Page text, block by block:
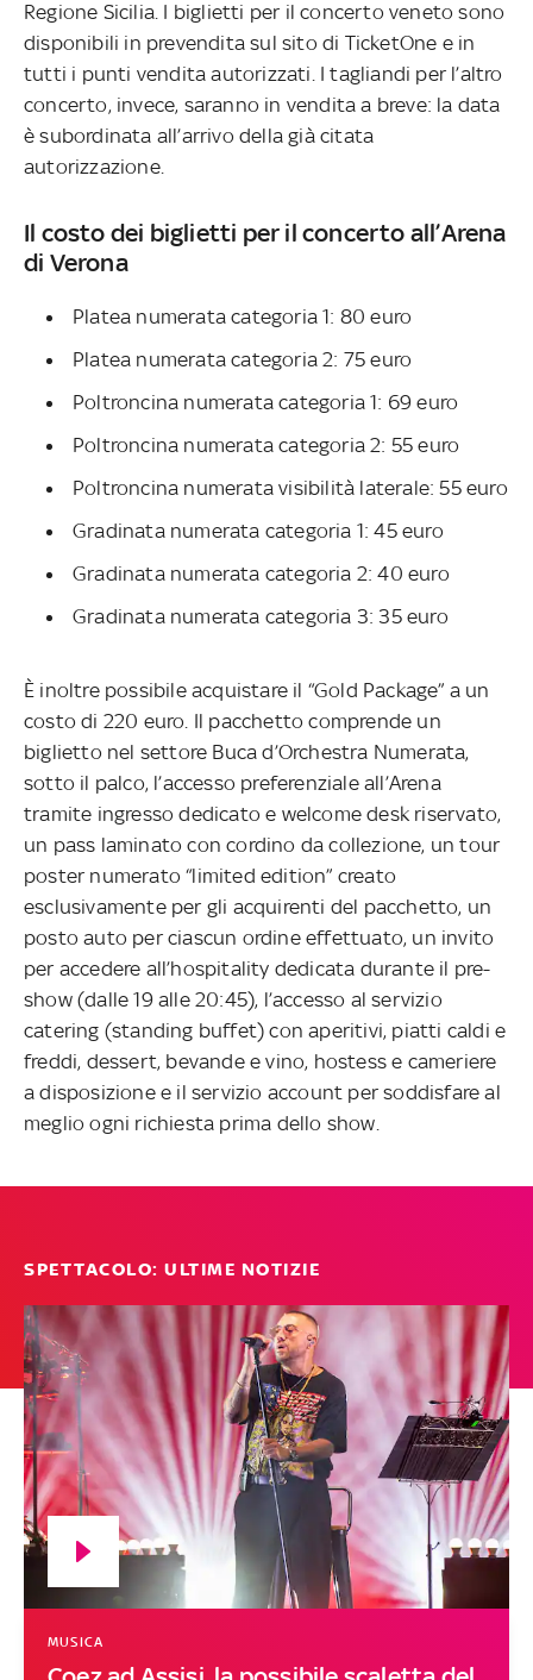
Regione Sicilia. I biglietti per il concerto veneto sono
disponibili in prevendita sul sito di TicketOne e in
tutti i punti vendita autorizzati. I tagliandi per l’altro
concerto, invece, saranno in vendita a breve: la data
è subordinata all’arrivo della già citata
autorizzazione.
Il costo dei biglietti per il concerto all’Arena
di Verona
Platea numerata categoria 1: 80 euro
Platea numerata categoria 2: 75 euro
Poltroncina numerata categoria 1: 69 euro
Poltroncina numerata categoria 2: 55 euro
Poltroncina numerata visibilità laterale: 55 euro
Gradinata numerata categoria 1: 45 euro
Gradinata numerata categoria 2: 40 euro
Gradinata numerata categoria 3: 35 euro
È inoltre possibile acquistare il “Gold Package” a un
costo di 220 euro. Il pacchetto comprende un
biglietto nel settore Buca d’Orchestra Numerata,
sotto il palco, l’accesso preferenziale all’Arena
tramite ingresso dedicato e welcome desk riservato,
un pass laminato con cordino da collezione, un tour
poster numerato “limited edition” creato
esclusivamente per gli acquirenti del pacchetto, un
posto auto per ciascun ordine effettuato, un invito
per accedere all’hospitality dedicata durante il pre-
show (dalle 19 alle 20:45), l’accesso al servizio
catering (standing buffet) con aperitivi, piatti caldi e
freddi, dessert, bevande e vino, hostess e cameriere
a disposizione e il servizio account per soddisfare al
meglio ogni richiesta prima dello show.
SPETTACOLO: ULTIME NOTIZIE
MUSICA